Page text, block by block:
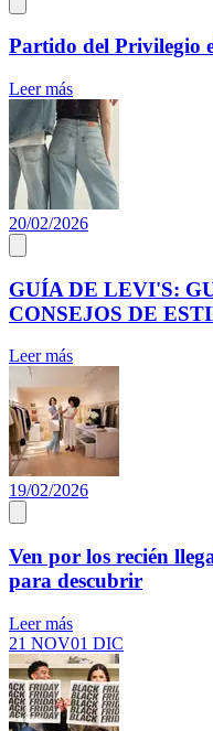
Partido del Privilegio
Leer más
20/02/2026
GUÍA DE LEVI'S:
CONSEJOS DE
Leer más
19/02/2026
Ven por los recién
para descubrir
Leer más
21 NOV01 DIC